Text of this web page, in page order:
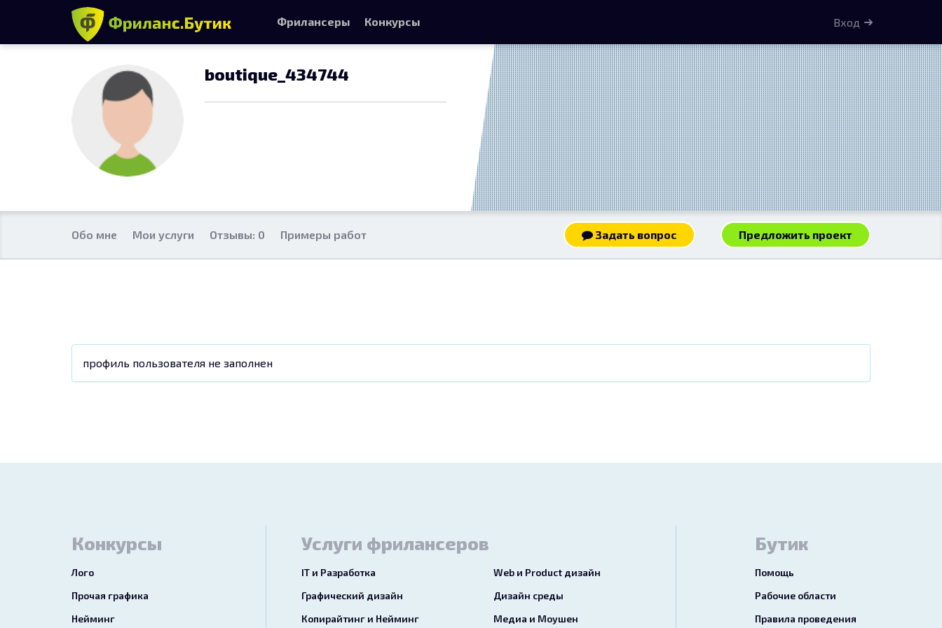
boutique_434744
Обо мне Мои услуги Отзывы: 0 Примеры работ Задать вопрос Предложить проект
профиль пользователя не заполнен
Фрилансеры Конкурсы Вход
Конкурсы
Лого
Прочая графика
Нейминг
Услуги фрилансеров
IT и Разработка
Web и Product дизайн
Графический дизайн
Дизайн среды
Копирайтинг и Нейминг
Медиа и Моушен
Бутик
Помощь
Рабочие области
Правила проведения